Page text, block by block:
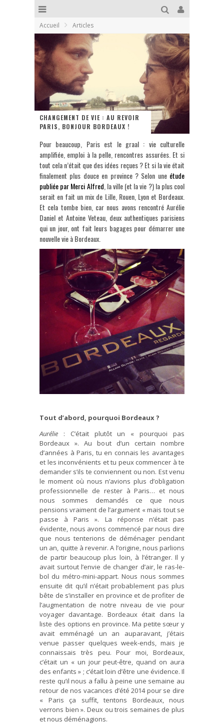
Accueil Articles
CHANGEMENT DE VIE : AU REVOIR
PARIS, BONJOUR BORDEAUX !
Pour beaucoup, Paris est le graal : vie culturelle
amplifiée, emploi à la pelle, rencontres assurées. Et si
tout cela n’était que des idées reçues ? Et si la vie était
finalement plus douce en province ? Selon une étude
publiée par Merci Alfred , la ville (et la vie ?) la plus cool
serait en fait un mix de Lille, Rouen, Lyon et Bordeaux.
Et cela tombe bien, car nous avons rencontré Aurélie
Daniel et Antoine Veteau, deux authentiques parisiens
qui un jour, ont fait leurs bagages pour démarrer une
nouvelle vie à Bordeaux.
Tout d’abord, pourquoi Bordeaux ?
Aurélie : C’était plutôt un « pourquoi pas
Bordeaux ». Au bout d’un certain nombre
d’années à Paris, tu en connais les avantages
et les inconvénients et tu peux commencer à te
demander s’ils te conviennent ou non. Est venu
le moment où nous n’avions plus d’obligation
professionnelle de rester à Paris… et nous
nous sommes demandés ce que nous
pensions vraiment de l’argument « mais tout se
passe à Paris ». La réponse n’était pas
évidente, nous avons commencé par nous dire
que nous tenterions de déménager pendant
un an, quitte à revenir. A l’origine, nous parlions
de partir beaucoup plus loin, à l’étranger. Il y
avait surtout l’envie de changer d’air, le ras-le-
bol du métro-mini-appart. Nous nous sommes
ensuite dit qu’il n’était probablement pas plus
bête de s’installer en province et de profiter de
l’augmentation de notre niveau de vie pour
voyager davantage. Bordeaux était dans la
liste des options en province. Ma petite sœur y
avait emménagé un an auparavant, j’étais
venue passer quelques week-ends, mais je
connaissais très peu. Pour moi, Bordeaux,
c’était un « un jour peut-être, quand on aura
des enfants » ; c’était loin d’être une évidence. Il
reste qu’il nous a fallu à peine une semaine au
retour de nos vacances d’été 2014 pour se dire
« Paris ça suffit, tentons Bordeaux, nous
verrons bien ». Deux ou trois semaines de plus
et nous déménagions.